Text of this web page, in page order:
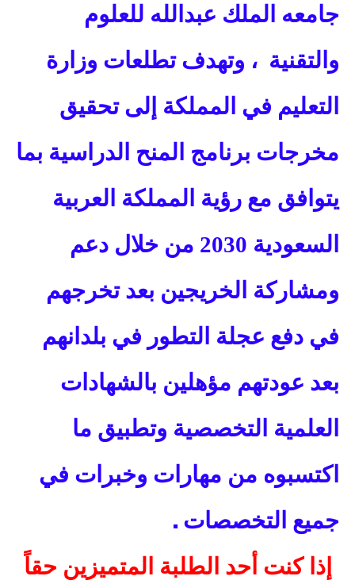
جامعه الملك عبدالله للعلوم
والتقنية ، وتهدف تطلعات وزارة
التعليم في المملكة إلى تحقيق
مخرجات برنامج المنح الدراسية بما
يتوافق مع رؤية المملكة العربية
السعودية 2030 من خلال دعم
ومشاركة الخريجين بعد تخرجهم
في دفع عجلة التطور في بلدانهم
بعد عودتهم مؤهلين بالشهادات
العلمية التخصصية وتطبيق ما
اكتسبوه من مهارات وخبرات في
جميع التخصصات . ​
إذا كنت أحد الطلبة المتميزين حقاً